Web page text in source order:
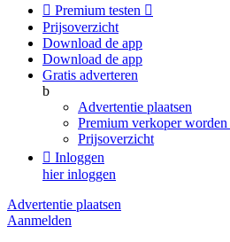
 Premium testen 
Prijsoverzicht
Download de app
Download de app
Gratis adverteren
b
Advertentie plaatsen
Premium verkoper worden
Prijsoverzicht
 Inloggen
hier inloggen
Advertentie plaatsen
Aanmelden